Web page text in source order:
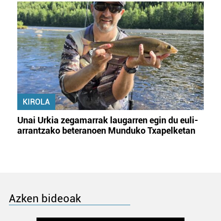
KIROLA
Unai Urkia zegamarrak laugarren egin du euli-
arrantzako beteranoen Munduko Txapelketan
Azken bideoak